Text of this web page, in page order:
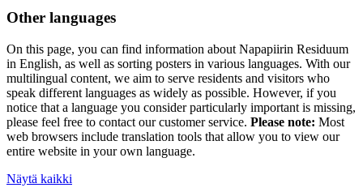
Other languages
On this page, you can find information about Napapiirin Residuum
in English, as well as sorting posters in various languages. With our
multilingual content, we aim to serve residents and visitors who
speak different languages as widely as possible. However, if you
notice that a language you consider particularly important is missing,
please feel free to contact our customer service. Please note: Most
web browsers include translation tools that allow you to view our
entire website in your own language.
Näytä kaikki